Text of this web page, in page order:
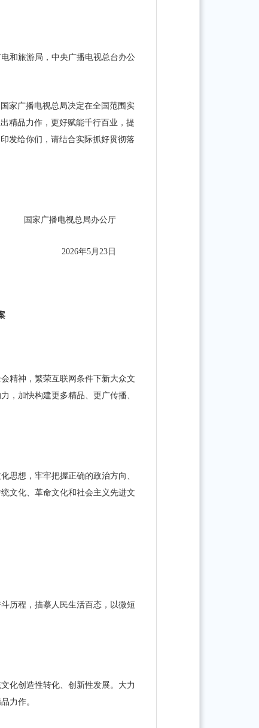
和旅游局，中央广播电视总台办公
家广播电视总局决定在全国范围实
精品力作，更好赋能千行百业，提
发给你们，请结合实际抓好贯彻落
国家广播电视总局办公厅
2026年5月23日
精神，繁荣互联网条件下新大众文
，加快构建更多精品、更广传播、
思想，牢牢把握正确的政治方向、
文化、革命文化和社会主义先进文
历程，描摹人民生活百态，以微短
化创造性转化、创新性发展。大力
力作。